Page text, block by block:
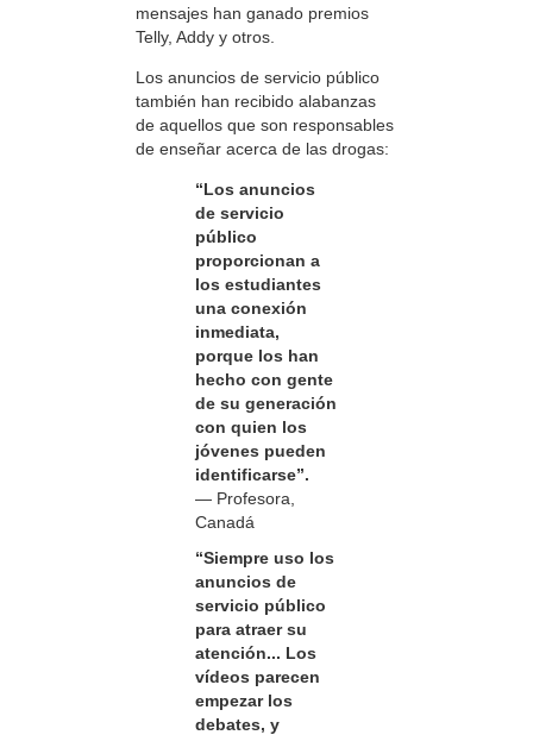
mensajes han ganado premios
Telly, Addy y otros.
Los anuncios de servicio público
también han recibido alabanzas
de aquellos que son responsables
de enseñar acerca de las drogas:
“Los anuncios
de servicio
público
proporcionan a
los estudiantes
una conexión
inmediata,
porque los han
hecho con gente
de su generación
con quien los
jóvenes pueden
identificarse”.
— Profesora,
Canadá
“Siempre uso los
anuncios de
servicio público
para atraer su
atención... Los
vídeos parecen
empezar los
debates, y